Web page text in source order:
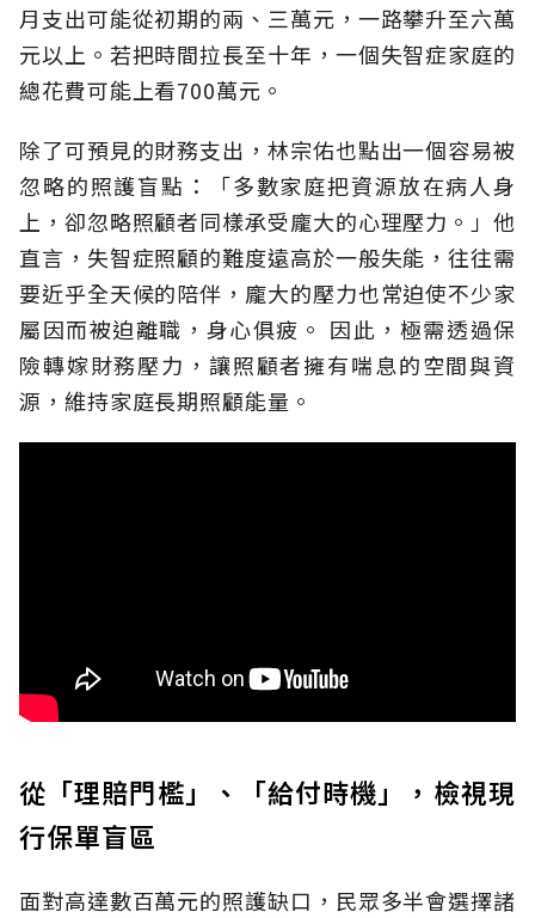
月支出可能從初期的兩、三萬元，一路攀升至六萬
元以上。若把時間拉長至十年，一個失智症家庭的
總花費可能上看700萬元。
除了可預見的財務支出，林宗佑也點出一個容易被
忽略的照護盲點：「多數家庭把資源放在病人身
上，卻忽略照顧者同樣承受龐大的心理壓力。」他
直言，失智症照顧的難度遠高於一般失能，往往需
要近乎全天候的陪伴，龐大的壓力也常迫使不少家
屬因而被迫離職，身心俱疲。 因此，極需透過保
險轉嫁財務壓力，讓照顧者擁有喘息的空間與資
源，維持家庭長期照顧能量。
從「理賠門檻」、「給付時機」，檢視現
行保單盲區
面對高達數百萬元的照護缺口，民眾多半會選擇諸